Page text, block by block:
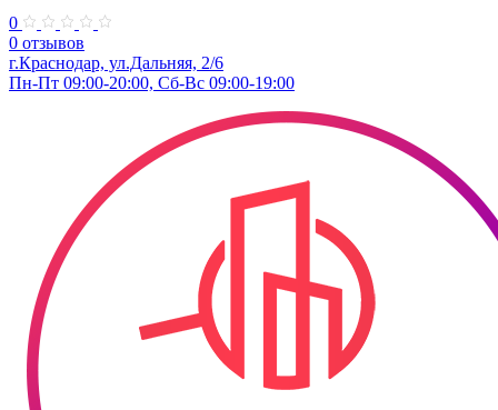
0
0 отзывов
г.Краснодар, ул.Дальняя, 2/6
Пн-Пт 09:00-20:00, Сб-Вс 09:00-19:00